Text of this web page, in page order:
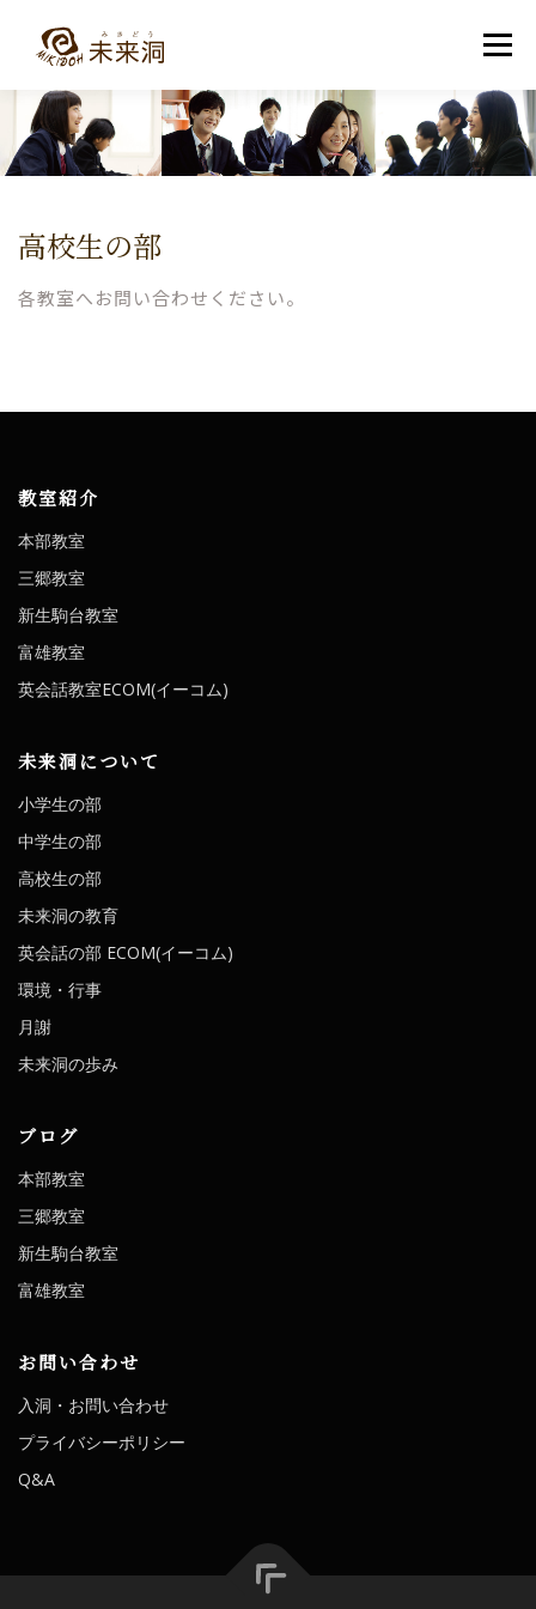
ス
キ
メニュー
教室紹介 未来洞について コース紹介 ブログ
高校生の部
各教室へお問い合わせください。
教室紹介
本部教室
三郷教室
新生駒台教室
富雄教室
英会話教室ECOM(イーコム)
未来洞について
小学生の部
中学生の部
高校生の部
未来洞の教育
英会話の部 ECOM(イーコム)
環境・行事
月謝
未来洞の歩み
ブログ
本部教室
三郷教室
新生駒台教室
富雄教室
お問い合わせ
入洞・お問い合わせ
プライバシーポリシー
Q&A